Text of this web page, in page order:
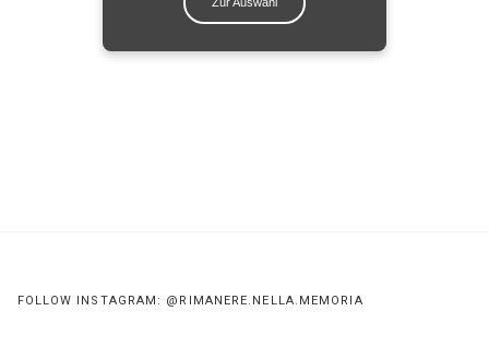
FOLLOW INSTAGRAM: @RIMANERE.NELLA.MEMORIA